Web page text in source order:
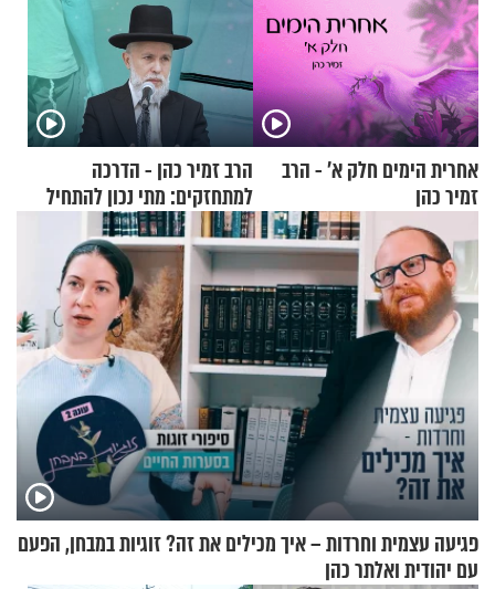
אחרית הימים חלק א’ - הרב
זמיר כהן
הרב זמיר כהן - הדרכה
למתחזקים: מתי נכון להתחיל
עם לבישת הציצית?
פגיעה עצמית וחרדות – איך מכילים את זה? זוגיות במבחן, הפעם
עם יהודית ואלתר כהן